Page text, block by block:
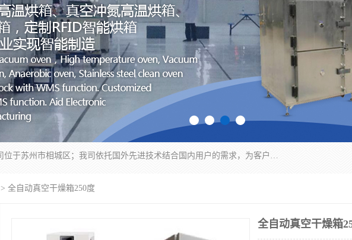
苏州纳冠电子设备有限公司位于苏州市相城区；我司依托国外先进技术结合国内用户的需求，为客户提供具有WMS功能的超低湿快速除湿电子防潮，压缩空气连续干燥柜、智能物料管理氮气储物柜、自制氮氮气柜、防潮氮气组合柜、不锈钢洁净氮气柜、洁净储物柜、石墨舟柜、亮灯导引丝网板存储柜、PCB柔性板气密干燥柜等
> 全自动真空干燥箱250度
全自动真空干燥箱